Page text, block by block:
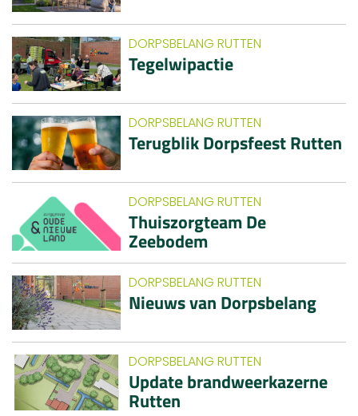
DORPSBELANG RUTTEN
Tegelwipactie
DORPSBELANG RUTTEN
Terugblik Dorpsfeest Rutten
DORPSBELANG RUTTEN
Thuiszorgteam De
Zeebodem
DORPSBELANG RUTTEN
Nieuws van Dorpsbelang
DORPSBELANG RUTTEN
Update brandweerkazerne
Rutten